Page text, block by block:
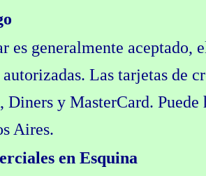
es generalmente aceptado,
autorizadas. Las tarjetas de
Diners y MasterCard.
Aires.
en Esquina